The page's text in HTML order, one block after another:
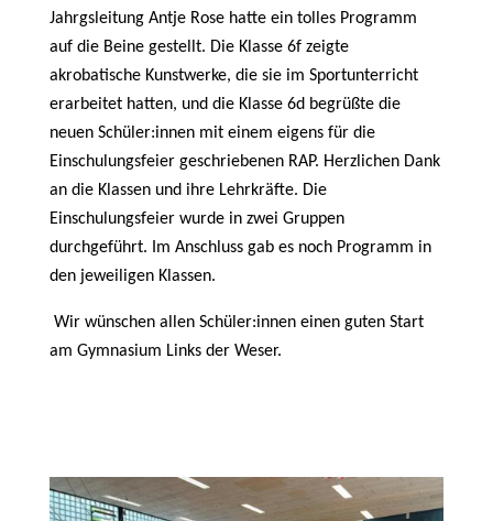
Jahrgsleitung Antje Rose hatte ein tolles Programm
auf die Beine gestellt. Die Klasse 6f zeigte
akrobatische Kunstwerke, die sie im Sportunterricht
erarbeitet hatten, und die Klasse 6d begrüßte die
neuen Schüler:innen mit einem eigens für die
Einschulungsfeier geschriebenen RAP. Herzlichen Dank
an die Klassen und ihre Lehrkräfte. Die
Einschulungsfeier wurde in zwei Gruppen
durchgeführt. Im Anschluss gab es noch Programm in
den jeweiligen Klassen.
Wir wünschen allen Schüler:innen einen guten Start
am Gymnasium Links der Weser.